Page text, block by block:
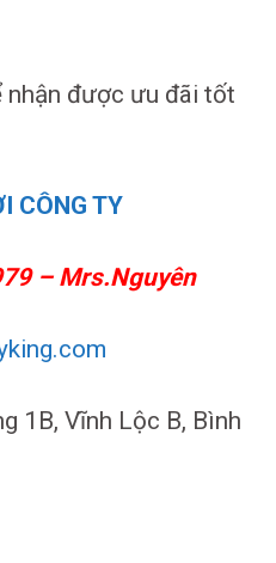
nhận được ưu đãi tốt
CÔNG TY
– Mrs.Nguyên
1B, Vĩnh Lộc B, Bình